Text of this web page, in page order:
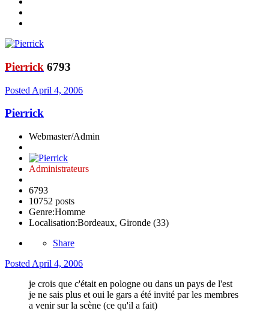
Pierrick 6793
Posted April 4, 2006
Pierrick
Webmaster/Admin
Administrateurs
6793
10752 posts
Genre:Homme
Localisation:Bordeaux, Gironde (33)
Share
Posted April 4, 2006
je crois que c'était en pologne ou dans un pays de l'est
je ne sais plus et oui le gars a été invité par les membres
a venir sur la scène (ce qu'il a fait)